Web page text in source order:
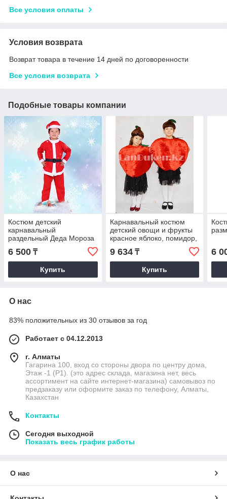
Все условия оплаты
Условия возврата
Возврат товара в течение 14 дней по договоренности
Все условия возврата
Подобные товары компании
Костюм детский
карнавальный
раздельный Деда Мороза
Аяз Ата красный вид 1
6 500 ₸
Купить
Карнавальный костюм
детский овощи и фрукты
красное яблоко, помидор,
9 634₸
Купить
6
О нас
83% положительных из 30 отзывов за год
Работает с 04.12.2013
г. Алматы
Гагарина 100, вход со стороны двора по центру дома,
Этаж -1 (P1). (это адрес склада, магазина нет, весь
ассортимент на сайте интернет-магазина) самовывоз по
предзаказу или оформите заказ по телефону, Алматы,
Казахстан
Контакты
Сегодня выходной
Показать весь график работы
О нас